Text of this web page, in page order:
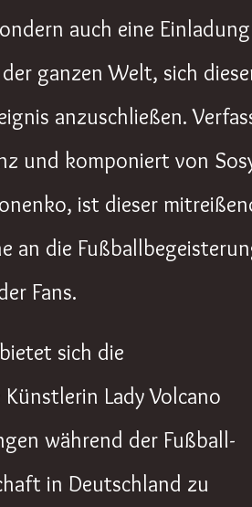
auch eine
ganzen Welt, sich
anzuschließen.
und komponiert von
ist dieser
an die
Fans.
sich die
Lady Volcano
während der Fußball-
in Deutschland zu